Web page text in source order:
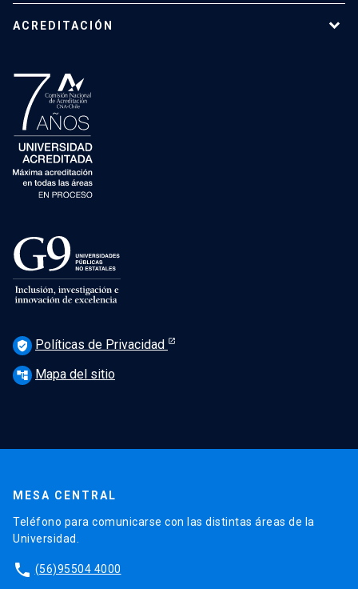
ACREDITACIÓN
verified_user Políticas de Privacidad
account_tree Mapa del sitio
MESA CENTRAL
Teléfono para comunicarse con las distintas áreas de la
Universidad.
phone (56)95504 4000